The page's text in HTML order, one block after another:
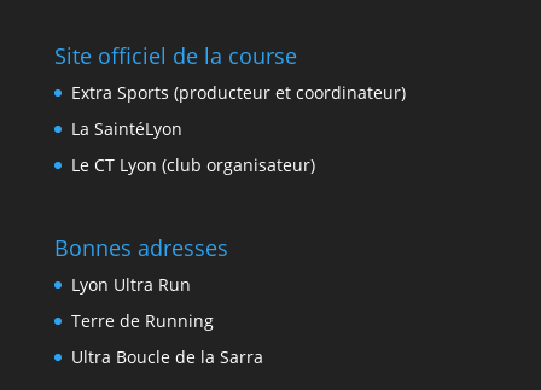
Site officiel de la course
Extra Sports (producteur et coordinateur)
La SaintéLyon
Le CT Lyon (club organisateur)
Bonnes adresses
Lyon Ultra Run
Terre de Running
Ultra Boucle de la Sarra